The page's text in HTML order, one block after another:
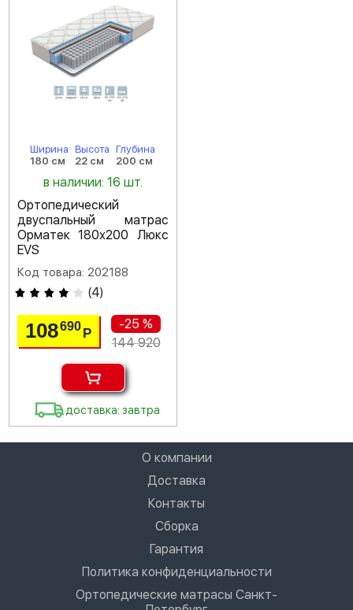
Ширина
180 см
Высота
22 см
Глубина
200 см
в наличии: 16 шт.
Ортопедический
двуспальный матрас
Орматек 180х200 Люкс
EVS
Код товара: 202188
(4)
108690Р
-25 %
144 920
доставка: завтра
О компании
Доставка
Контакты
Сборка
Гарантия
Политика конфиденциальности
Ортопедические матрасы Санкт-